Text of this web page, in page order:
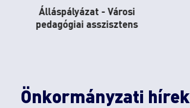
Dr. Garzuly Ferenc sétány
avatóünnepség
Önkormányzati hírek